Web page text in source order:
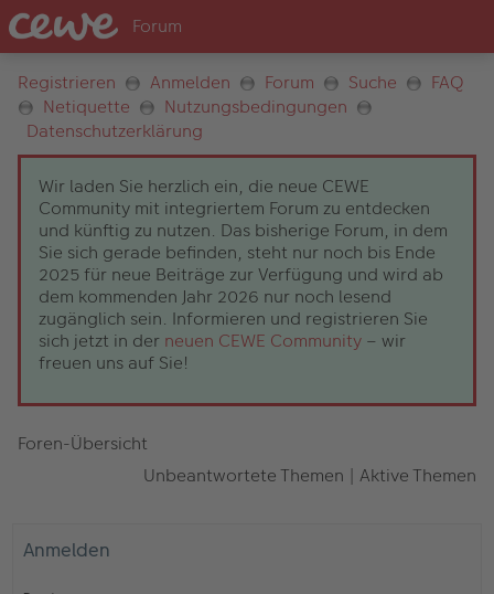
Registrieren Anmelden Forum Suche
FAQ
Netiquette
Nutzungsbedingungen
Datenschutzerklärung
Wir laden Sie herzlich ein, die neue CEWE
Community mit integriertem Forum zu entdecken
und künftig zu nutzen. Das bisherige Forum, in dem
Sie sich gerade befinden, steht nur noch bis Ende
2025 für neue Beiträge zur Verfügung und wird ab
dem kommenden Jahr 2026 nur noch lesend
zugänglich sein. Informieren und registrieren Sie
sich jetzt in der neuen CEWE Community – wir
freuen uns auf Sie!
Foren-Übersicht
Unbeantwortete Themen | Aktive Themen
Anmelden